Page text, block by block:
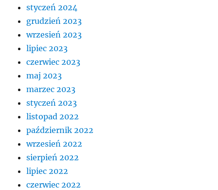
styczeń 2024
grudzień 2023
wrzesień 2023
lipiec 2023
czerwiec 2023
maj 2023
marzec 2023
styczeń 2023
listopad 2022
październik 2022
wrzesień 2022
sierpień 2022
lipiec 2022
czerwiec 2022